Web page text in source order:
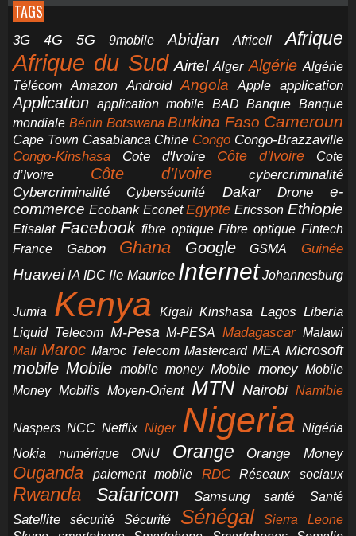
TAGS
3G 4G 5G 9mobile Abidjan Africell Afrique
Afrique du Sud Airtel Alger Algérie Algérie
Télécom
Amazon Android Angola Apple application
Application application mobile BAD Banque Banque
mondiale Bénin Botswana Burkina Faso Cameroun
Cape Town Casablanca Chine Congo Congo-Brazzaville
Congo-Kinshasa Cote d'Ivoire Côte d'Ivoire
Cote
d’Ivoire
Côte d’Ivoire
cybercriminalité
Cybercriminalité
Cybersécurité Dakar Drone
e-
commerce Ecobank Econet Egypte Ericsson Ethiopie
Etisalat Facebook fibre optique Fibre optique Fintech
France
Gabon Ghana Google GSMA Guinée
Huawei IA IDC Ile Maurice Internet Johannesburg
Jumia Kenya Kigali Kinshasa Lagos Liberia
Liquid Telecom M-Pesa M-PESA Madagascar Malawi
Mali Maroc Maroc Telecom Mastercard MEA Microsoft
mobile Mobile mobile money Mobile money Mobile
Money Mobilis Moyen-Orient MTN Nairobi Namibie
Naspers NCC Netflix Niger Nigeria Nigéria
Nokia
numérique ONU Orange Orange Money
Ouganda paiement mobile RDC Réseaux sociaux
Rwanda Safaricom Samsung santé Santé
Satellite sécurité Sécurité Sénégal
Sierra Leone